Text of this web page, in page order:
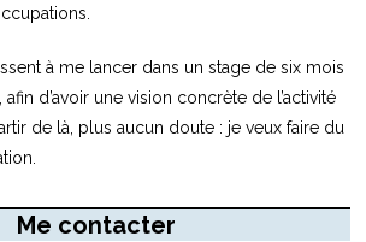
à me lancer dans un stage de six mois
, afin d’avoir une vision concrète de l’activité
de là, plus aucun doute : je veux faire du
Me contacter